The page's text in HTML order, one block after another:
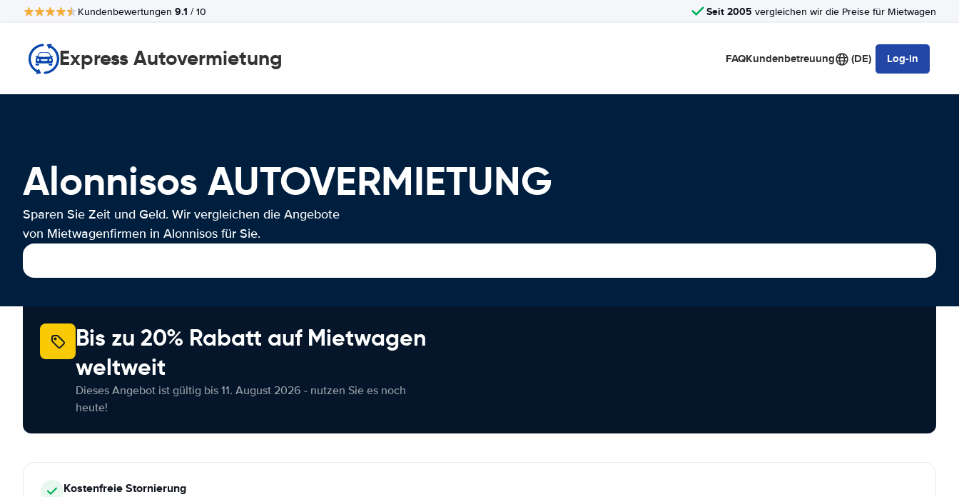
Kundenbewertungen 9.1 / 10 Seit 2005 vergleichen wir die Preise für Mietwagen
Express Autovermietung FAQKundenbetreuung (DE) Log-in
Alonnisos AUTOVERMIETUNG
Sparen Sie Zeit und Geld. Wir vergleichen die Angebote
von Mietwagenfirmen in Alonnisos für Sie.
Bis zu 20% Rabatt auf Mietwagen
weltweit
Dieses Angebot ist gültig bis 11. August 2026 - nutzen Sie es noch
heute!
KostenfreieStornierung